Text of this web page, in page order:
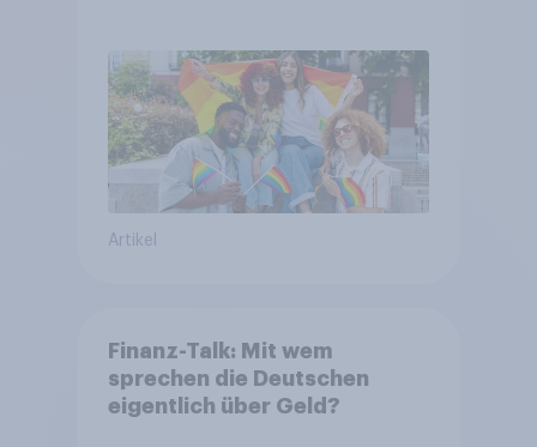
Artikel
Finanz-Talk: Mit wem
sprechen die Deutschen
eigentlich über Geld?